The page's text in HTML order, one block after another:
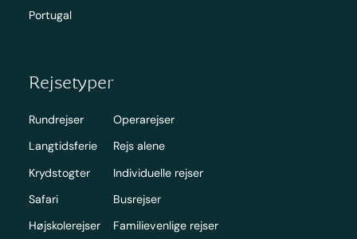
Portugal
Rejsetyper
Rundrejser
Langtidsferie
Krydstogter
Safari
Højskolerejser
Operarejser
Rejs alene
Individuelle rejser
Busrejser
Familievenlige rejser